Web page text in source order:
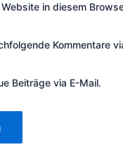
in diesem
Kommentare
Beiträge via E-Mail.